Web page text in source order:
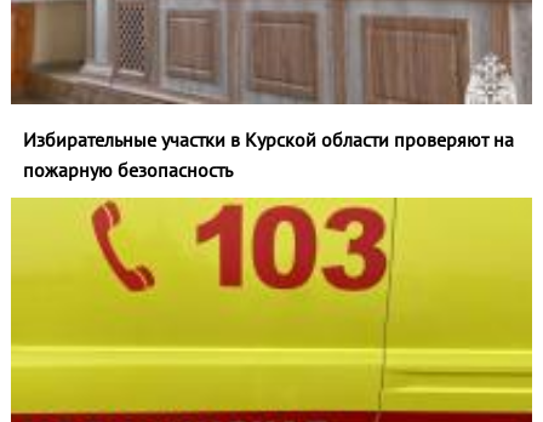
Избирательные участки в Курской области проверяют на
пожарную безопасность